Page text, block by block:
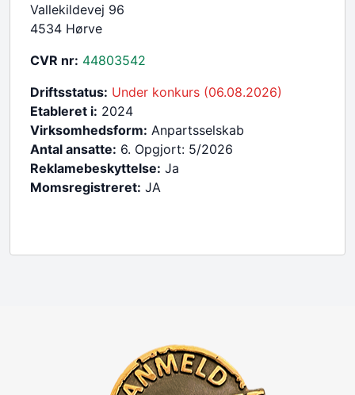
Vallekildevej 96
4534 Hørve
CVR nr: 44803542
Driftsstatus: Under konkurs (06.08.2026)
Etableret i: 2024
Virksomhedsform: Anpartsselskab
Antal ansatte: 6. Opgjort: 5/2026
Reklamebeskyttelse: Ja
Momsregistreret: JA